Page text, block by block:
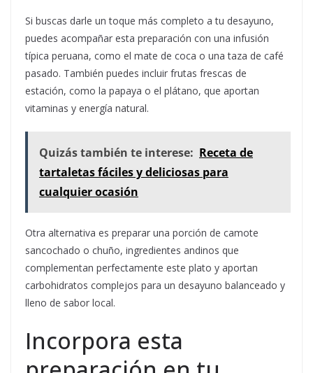
Si buscas darle un toque más completo a tu desayuno,
puedes acompañar esta preparación con una infusión
típica peruana, como el mate de coca o una taza de café
pasado. También puedes incluir frutas frescas de
estación, como la papaya o el plátano, que aportan
vitaminas y energía natural.
Quizás también te interese: Receta de
tartaletas fáciles y deliciosas para
cualquier ocasión
Otra alternativa es preparar una porción de camote
sancochado o chuño, ingredientes andinos que
complementan perfectamente este plato y aportan
carbohidratos complejos para un desayuno balanceado y
lleno de sabor local.
Incorpora esta